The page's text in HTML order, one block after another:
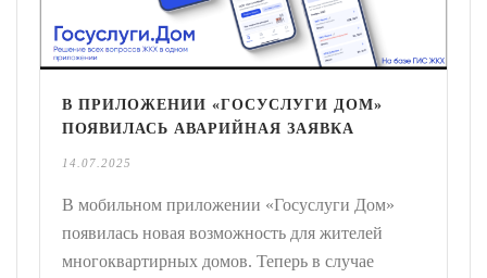
В ПРИЛОЖЕНИИ «ГОСУСЛУГИ ДОМ»
ПОЯВИЛАСЬ АВАРИЙНАЯ ЗАЯВКА
14.07.2025
В мобильном приложении «Госуслуги Дом»
появилась новая возможность для жителей
многоквартирных домов. Теперь в случае